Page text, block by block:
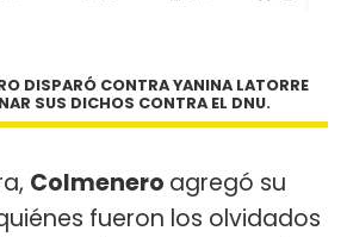
DISPARÓ CONTRA YANINA LATORRE
SUS DICHOS CONTRA EL DNU.
Colmenero agregó su
fueron los olvidados